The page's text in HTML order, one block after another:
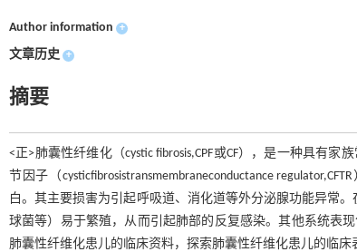
Author information +
文章历史 +
摘要
<正>肺囊性纤维化（cystic fibrosis,CPF或CF），是一种具有
节因子（cysticfibrosistransmembraneconductance
白。其主要损害为引起呼吸道、消化道等外分泌腺功能异常
球菌等）易于繁殖，从而引起肺部的反复感染。其他系统表
肺囊性纤维化患儿的临床资料，探索肺囊性纤维化患儿的临